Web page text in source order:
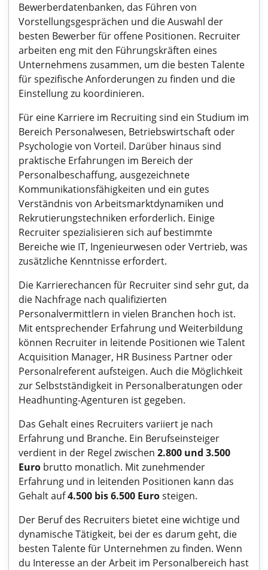
Bewerberdatenbanken, das Führen von
Vorstellungsgesprächen und die Auswahl der
besten Bewerber für offene Positionen. Recruiter
arbeiten eng mit den Führungskräften eines
Unternehmens zusammen, um die besten Talente
für spezifische Anforderungen zu finden und die
Einstellung zu koordinieren.
Für eine Karriere im Recruiting sind ein Studium im
Bereich Personalwesen, Betriebswirtschaft oder
Psychologie von Vorteil. Darüber hinaus sind
praktische Erfahrungen im Bereich der
Personalbeschaffung, ausgezeichnete
Kommunikationsfähigkeiten und ein gutes
Verständnis von Arbeitsmarktdynamiken und
Rekrutierungstechniken erforderlich. Einige
Recruiter spezialisieren sich auf bestimmte
Bereiche wie IT, Ingenieurwesen oder Vertrieb, was
zusätzliche Kenntnisse erfordert.
Die Karrierechancen für Recruiter sind sehr gut, da
die Nachfrage nach qualifizierten
Personalvermittlern in vielen Branchen hoch ist.
Mit entsprechender Erfahrung und Weiterbildung
können Recruiter in leitende Positionen wie Talent
Acquisition Manager, HR Business Partner oder
Personalreferent aufsteigen. Auch die Möglichkeit
zur Selbstständigkeit in Personalberatungen oder
Headhunting-Agenturen ist gegeben.
Das Gehalt eines Recruiters variiert je nach
Erfahrung und Branche. Ein Berufseinsteiger
verdient in der Regel zwischen 2.800 und 3.500
Euro brutto monatlich. Mit zunehmender
Erfahrung und in leitenden Positionen kann das
Gehalt auf4.500 bis 6.500 Eurosteigen.
Der Beruf des Recruiters bietet eine wichtige und
dynamische Tätigkeit, bei der es darum geht, die
besten Talente für Unternehmen zu finden. Wenn
du Interesse an der Arbeit im Personalbereich hast